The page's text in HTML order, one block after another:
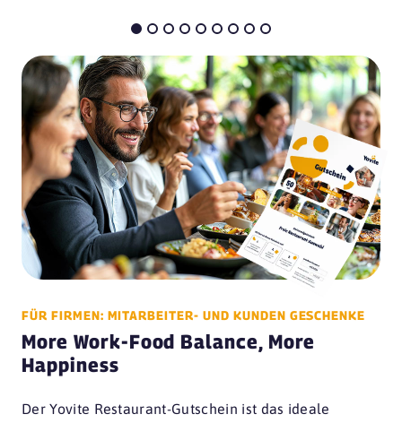
FÜR FIRMEN: MITARBEITER- UND KUNDEN GESCHENKE
More Work-Food Balance, More
Happiness
Der Yovite Restaurant-Gutschein ist das ideale